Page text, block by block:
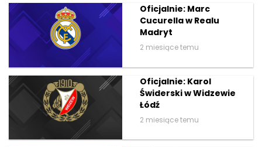
Oficjalnie: Marc
Cucurella w Realu
Madryt
2 miesiące temu
Oficjalnie: Karol
Świderski w Widzewie
Łódź
2 miesiące temu